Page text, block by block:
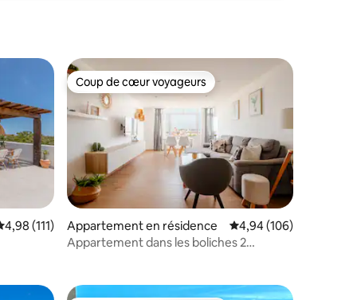
: 4,95 sur 5
appréciés
moyenne sur la base de 111 commentaires : 4,98 sur 5
4,98 (111)
Coup de cœur voyageurs
Coup de cœur voyageurs
Appartement en résidence Évaluation moyenne
4,94 (106)
Appartement dans les boliches 2